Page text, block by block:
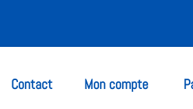
Contact Mon compte